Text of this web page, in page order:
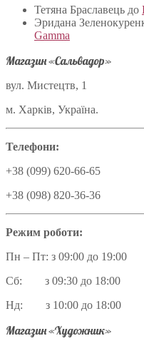
Тетяна Браславець до
Эридана
Gamma
Магазин «Сальвадор»
вул. Мистецтв, 1
м. Харків, Україна.
Телефони:
+38 (099) 620-66-65
+38 (098) 820-36-36
Режим роботи:
Пн – Пт: з 09:00 до 19:00
Сб: з 09:30 до 18:00
Нд: з 10:00 до 18:00
Магазин «Художник»